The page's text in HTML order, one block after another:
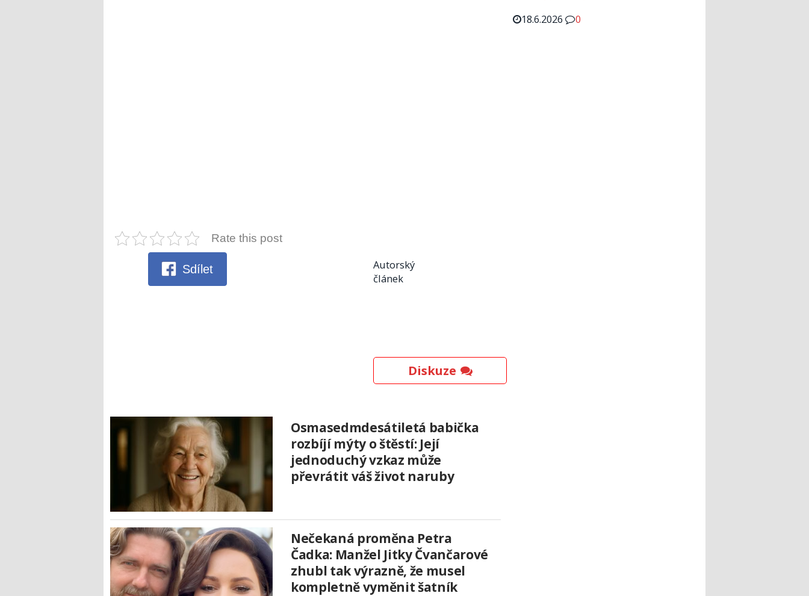
Rate this post
Sdílet
Autorský
článek
Diskuze
Osmasedmdesátiletá babička
rozbíjí mýty o štěstí: Její
jednoduchý vzkaz může
převrátit váš život naruby
Nečekaná proměna Petra
Čadka: Manžel Jitky Čvančarové
zhubl tak výrazně, že musel
kompletně vyměnit šatník
18.6.2026
0